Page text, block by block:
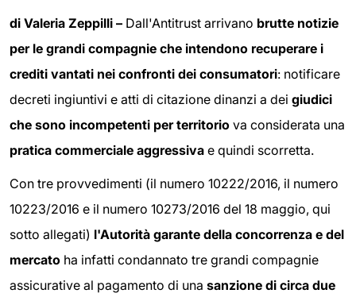
di Valeria Zeppilli – Dall'Antitrust arrivano brutte notizie
per le grandi compagnie che intendono recuperare i
crediti vantati nei confronti dei consumatori: notificare
decreti ingiuntivi e atti di citazione dinanzi a dei giudici
che sono incompetenti per territorio va considerata una
pratica commerciale aggressiva e quindi scorretta.
Con tre provvedimenti (il numero 10222/2016, il numero
10223/2016 e il numero 10273/2016 del 18 maggio, qui
sotto allegati) l'Autorità garante della concorrenza e del
mercato ha infatti condannato tre grandi compagnie
assicurative al pagamento di una sanzione di circa due